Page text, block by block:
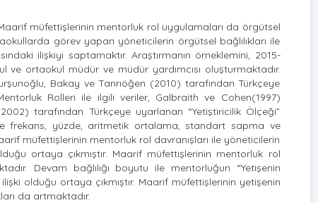
müfettişlerinin mentorluk rol uygulamaları da örgütsel
görev yapan yöneticilerin örgütsel bağlılıkları ile
ilişkiyi saptamaktır. Araştırmanın örneklemini, 2015-
ortaokul müdür ve müdür yardımcısı oluşturmaktadır.
Bakay ve Tanrıöğen (2010) tarafından Türkçeye
Rolleri ile ilgili veriler, Galbraith ve Cohen(1997)
tarafından Türkçeye uyarlanan “Yetiştiricilik Ölçeği”
frekans, yüzde, aritmetik ortalama, standart sapma ve
müfettişlerinin mentorluk rol davranışları ile yöneticilerin
ortaya çıkmıştır. Maarif müfettişlerinin mentorluk rol
Devam bağlılığı boyutu ile mentorluğun “Yetişenin
olduğu ortaya çıkmıştır. Maarif müfettişlerinin yetişenin
da artmaktadır.